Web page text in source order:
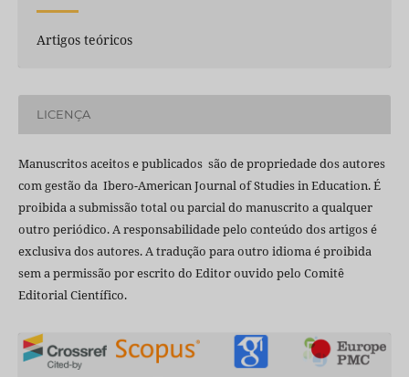
Artigos teóricos
LICENÇA
Manuscritos aceitos e publicados são de propriedade dos autores
com gestão da Ibero-American Journal of Studies in Education. É
proibida a submissão total ou parcial do manuscrito a qualquer
outro periódico. A responsabilidade pelo conteúdo dos artigos é
exclusiva dos autores. A tradução para outro idioma é proibida
sem a permissão por escrito do Editor ouvido pelo Comitê
Editorial Científico.